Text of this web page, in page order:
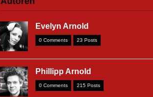
Evelyn Arnold
0 Comments 23 Posts
Phillipp Arnold
0 Comments 215 Posts